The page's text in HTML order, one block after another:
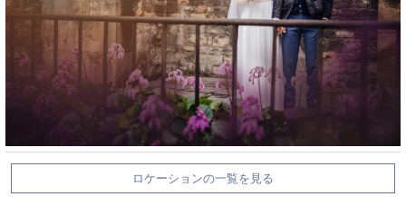
ロケーションの一覧を見る